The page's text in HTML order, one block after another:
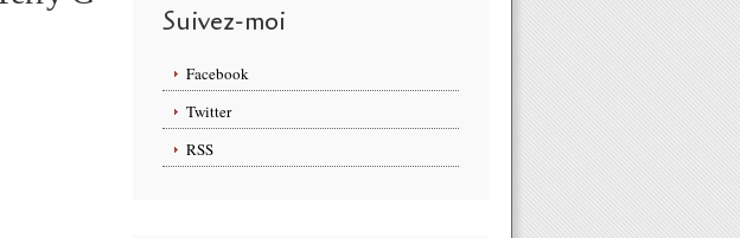
Suivez-moi
Facebook
Twitter
RSS